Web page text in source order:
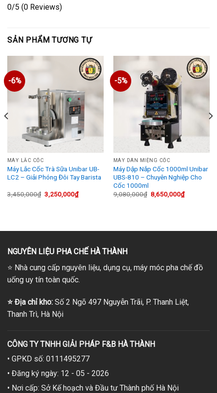
0/5 (0 Reviews)
SẢN PHẨM TƯƠNG TỰ
-6%
MÁY LẮC CỐC
Máy Lắc Cốc Trà Sữa Unibar UB-
LC2 – Giải Phóng Đôi Tay Barista
3,450,000₫ Giá
gốc
3,250,000₫Giá
hiện
-5%
MÁY DÁN MIỆNG CỐC
Máy Dập Nắp Cốc 1000ml Unibar
UBS-810 – Chuyên Nghiệp Cho
Cốc 1000ml
9,080,000₫ Giá
gốc
8,650,000₫Giá
hiện
NGUYÊN LIỆU PHA CHẾ HÀ THÀNH
⭐ Nhà cung cấp nguyên liệu, dụng cụ, máy móc pha chế đồ
uống uy tín toàn quốc.
⭐Địa chỉ kho: Số 2 Ngõ 497 Nguyễn Trãi, P. Thanh Liệt,
Thanh Trì, Hà Nội
CÔNG TY TNHH GIẢI PHÁP F&B HÀ THÀNH
• GPKD số: 0111495277
• Đăng ký ngày: 12 - 05 - 2026
• Nơi cấp: Sở Kế hoạch và Đầu tư Thành phố Hà Nội